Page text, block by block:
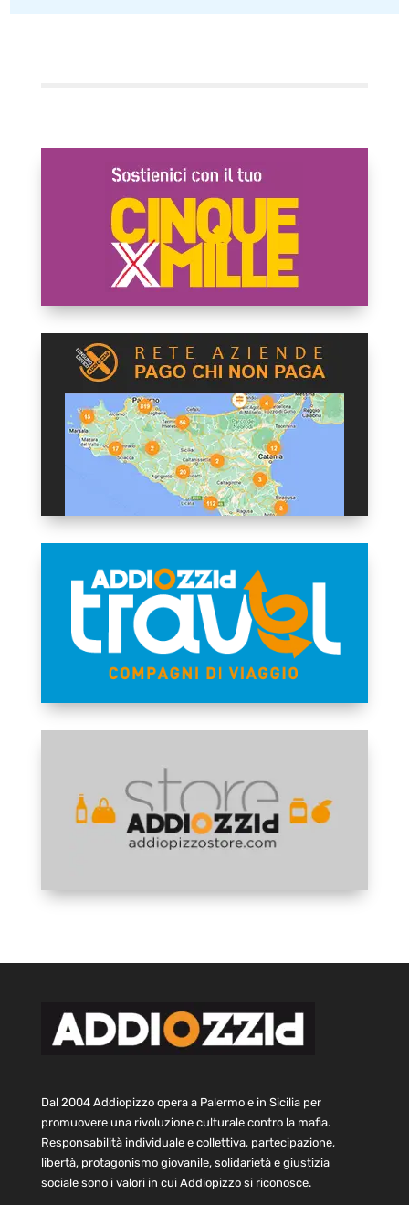
Dal 2004 Addiopizzo opera a Palermo e in Sicilia per
promuovere una rivoluzione culturale contro la mafia.
Responsabilità individuale e collettiva, partecipazione,
libertà, protagonismo giovanile, solidarietà e giustizia
sociale sono i valori in cui Addiopizzo si riconosce.